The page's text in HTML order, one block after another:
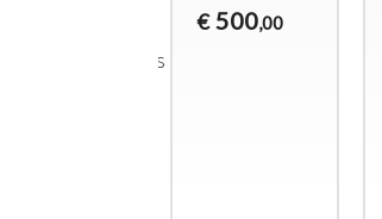
Machines/Dryers
€ 500,00